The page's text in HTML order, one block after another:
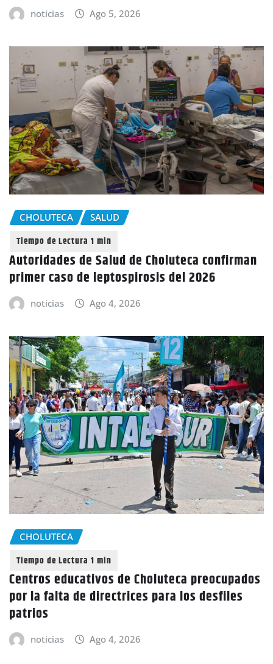
noticias Ago 5, 2026
CHOLUTECA SALUD
Autoridades de Salud de Choluteca confirman
primer caso de leptospirosis del 2026
noticias Ago 4, 2026
CHOLUTECA
Centros educativos de Choluteca preocupados
por la falta de directrices para los desfiles
patrios
noticias Ago 4, 2026